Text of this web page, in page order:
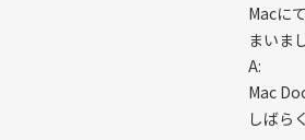
Macに
まいま
A:
Mac
しばら